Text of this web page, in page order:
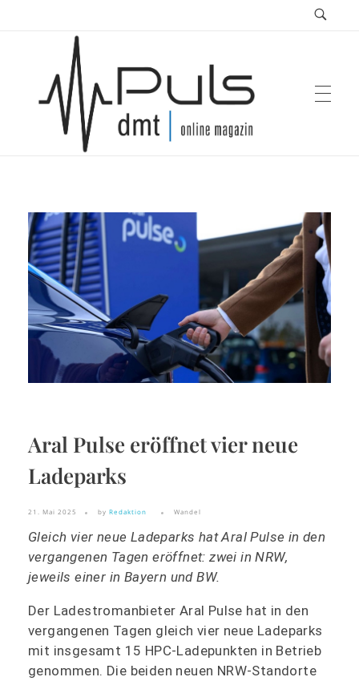
Puls Magazin
Zukunft der Mobilität
Aral Pulse eröffnet vier neue
Ladeparks
21. Mai 2025 by Redaktion Wandel
Gleich vier neue Ladeparks hat Aral Pulse in den
vergangenen Tagen eröffnet: zwei in NRW,
jeweils einer in Bayern und BW.
Der Ladestromanbieter Aral Pulse hat in den
vergangenen Tagen gleich vier neue Ladeparks
mit insgesamt 15 HPC-Ladepunkten in Betrieb
genommen. Die beiden neuen NRW-Standorte